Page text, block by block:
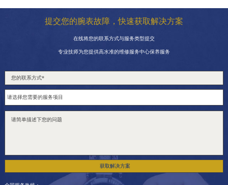
提交您的腕表故障，快速获取解决方案
在线将您的联系方式与服务类型提交
专业技师为您提供高水准的维修服务中心保养服务
获取解决方案